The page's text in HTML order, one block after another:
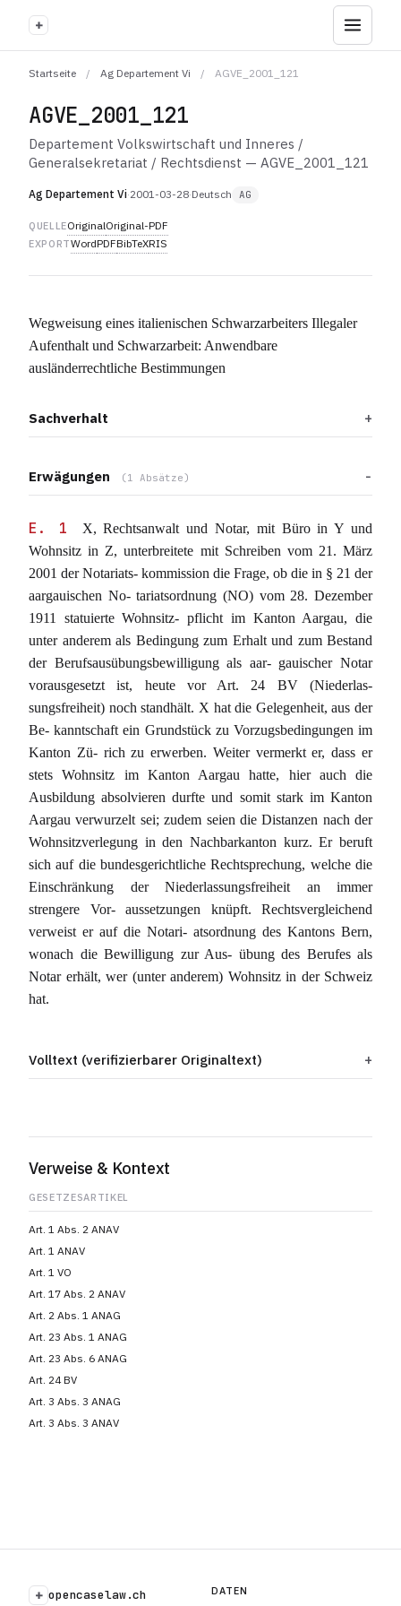
+
Startseite / Ag Departement Vi / AGVE_2001_121
AGVE_2001_121
Departement Volkswirtschaft und Inneres /
Generalsekretariat / Rechtsdienst — AGVE_2001_121
Ag Departement Vi·2001-03-28·Deutsch AG
QUELLEOriginalOriginal-PDF
EXPORTWordPDFBibTeXRIS
Wegweisung eines italienischen Schwarzarbeiters Illegaler
Aufenthalt und Schwarzarbeit: Anwendbare
ausländerrechtliche Bestimmungen
Sachverhalt
Erwägungen (1 Absätze)
E. 1
X, Rechtsanwalt und Notar, mit Büro in Y und
Wohnsitz in Z, unterbreitete mit Schreiben vom 21. März
2001 der Notariats- kommission die Frage, ob die in § 21 der
aargauischen No- tariatsordnung (NO) vom 28. Dezember
1911 statuierte Wohnsitz- pflicht im Kanton Aargau, die
unter anderem als Bedingung zum Erhalt und zum Bestand
der Berufsausübungsbewilligung als aar- gauischer Notar
vorausgesetzt ist, heute vor Art. 24 BV (Niederlas-
sungsfreiheit) noch standhält. X hat die Gelegenheit, aus der
Be- kanntschaft ein Grundstück zu Vorzugsbedingungen im
Kanton Zü- rich zu erwerben. Weiter vermerkt er, dass er
stets Wohnsitz im Kanton Aargau hatte, hier auch die
Ausbildung absolvieren durfte und somit stark im Kanton
Aargau verwurzelt sei; zudem seien die Distanzen nach der
Wohnsitzverlegung in den Nachbarkanton kurz. Er beruft
sich auf die bundesgerichtliche Rechtsprechung, welche die
Einschränkung der Niederlassungsfreiheit an immer
strengere Vor- aussetzungen knüpft. Rechtsvergleichend
verweist er auf die Notari- atsordnung des Kantons Bern,
wonach die Bewilligung zur Aus- übung des Berufes als
Notar erhält, wer (unter anderem) Wohnsitz in der Schweiz
hat.
Volltext (verifizierbarer Originaltext)
Verweise & Kontext
GESETZESARTIKEL
Art. 1 Abs. 2 ANAV
Art. 1 ANAV
Art. 1 VO
Art. 17 Abs. 2 ANAV
Art. 2 Abs. 1 ANAG
Art. 23 Abs. 1 ANAG
Art. 23 Abs. 6 ANAG
Art. 24 BV
Art. 3 Abs. 3 ANAG
Art. 3 Abs. 3 ANAV
+ opencaselaw.ch DATEN